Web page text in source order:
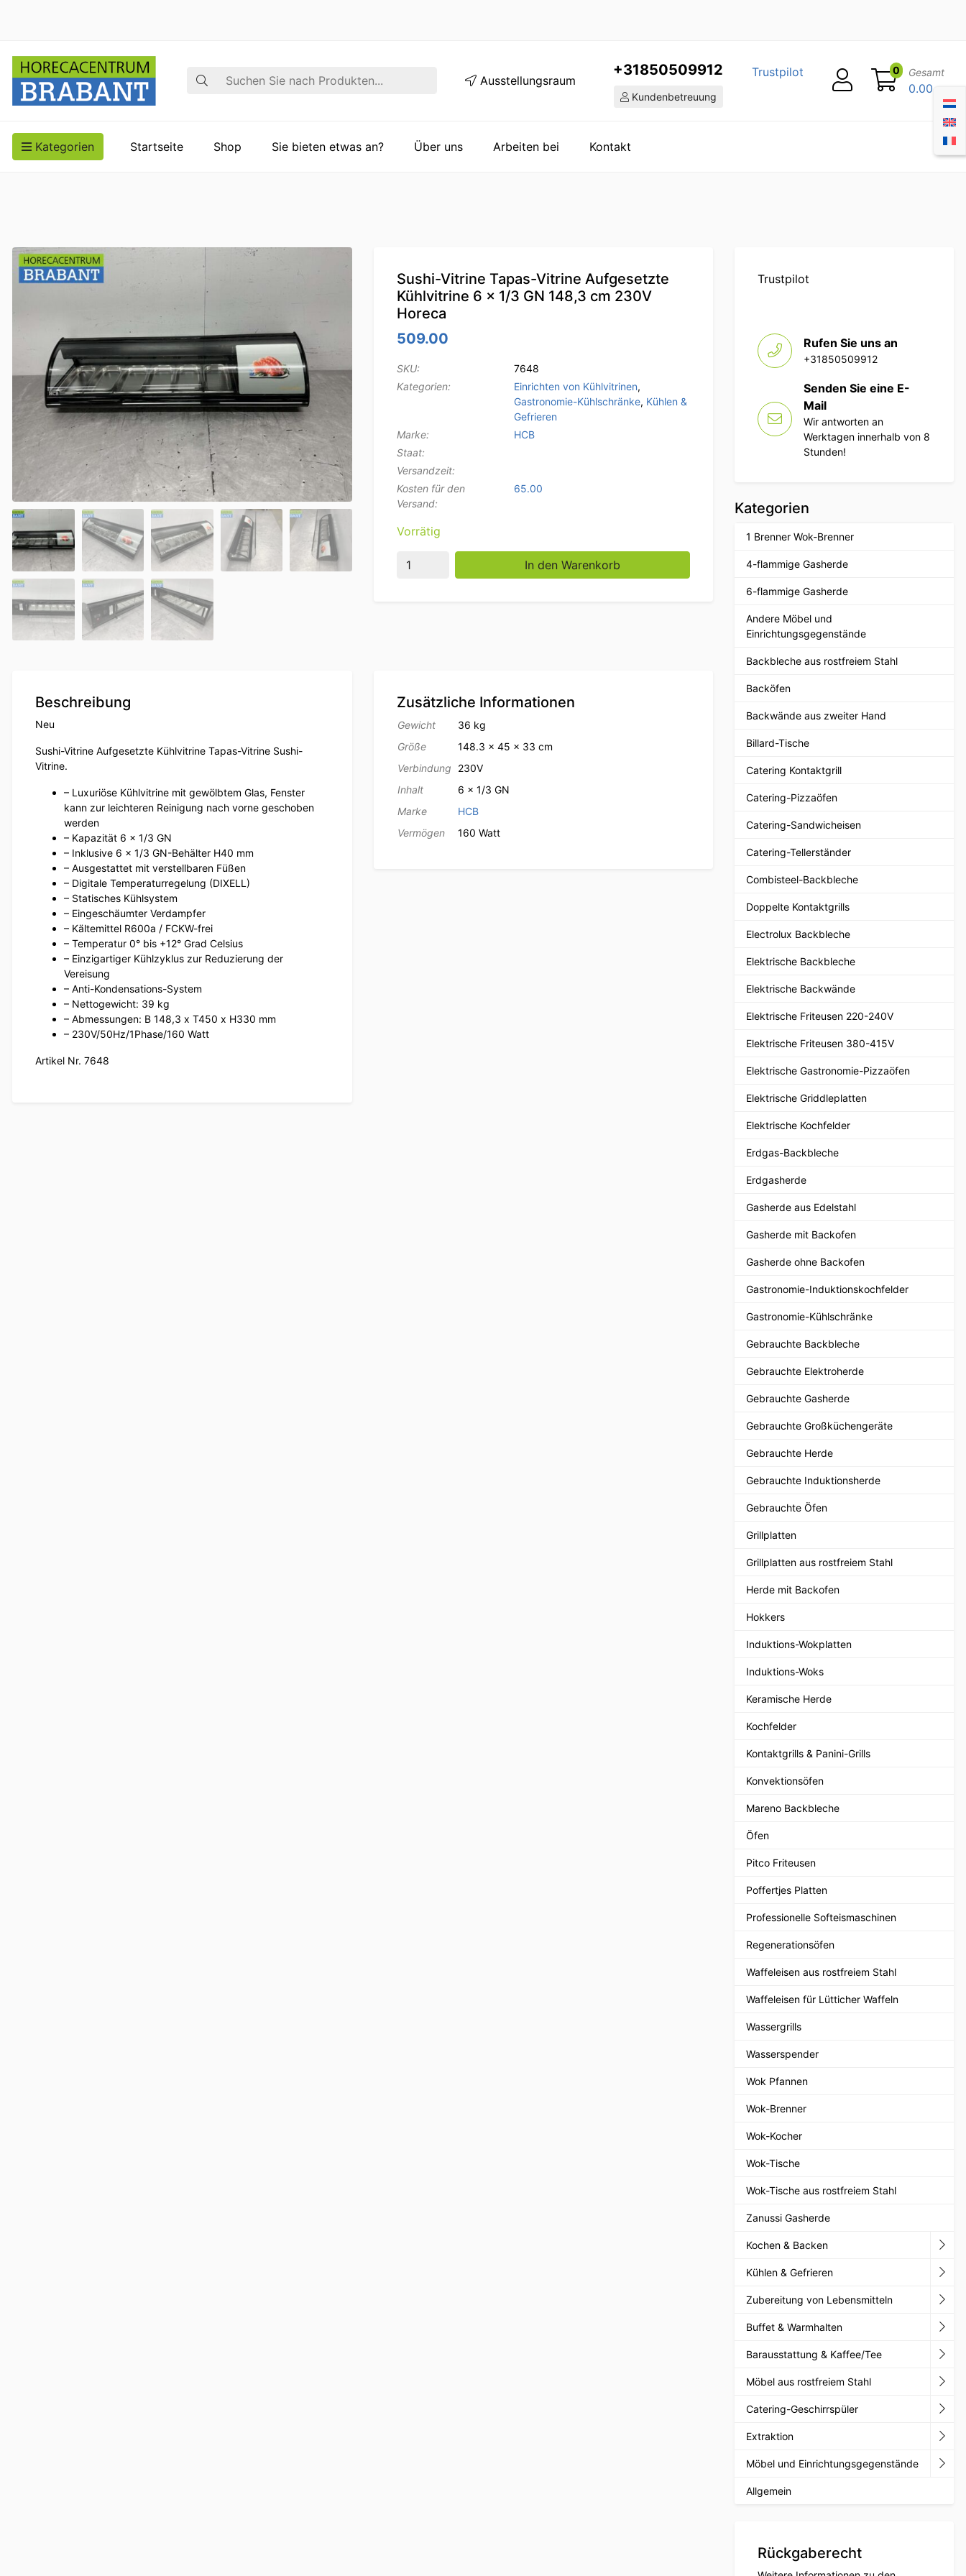
Suche Ausstellungsraum
+31850509912
Kundenbetreuung
Trustpilot 0 Gesamt
0.00
Kategorien Startseite Shop Sie bieten etwas an? Über uns Arbeiten bei Kontakt
Sushi-Vitrine Tapas-Vitrine Aufgesetzte
Kühlvitrine 6 x 1/3 GN 148,3 cm 230V
Horeca
509.00
SKU:
7648
Kategorien:
Einrichten von Kühlvitrinen,
Gastronomie-Kühlschränke, Kühlen &
Gefrieren
Marke:
HCB
Staat:
Versandzeit:
Kosten für den
Versand:
65.00
Vorrätig
Sushi-Vitrine Tapas-Vitrine Aufgesetzte Kühlvitrine 6 x 1/3 GN 148,3 cm 230V Horeca Menge
In den Warenkorb
Beschreibung
Neu
Sushi-Vitrine Aufgesetzte Kühlvitrine Tapas-Vitrine Sushi-
Vitrine.
– Luxuriöse Kühlvitrine mit gewölbtem Glas, Fenster
kann zur leichteren Reinigung nach vorne geschoben
werden
– Kapazität 6 x 1/3 GN
– Inklusive 6 x 1/3 GN-Behälter H40 mm
– Ausgestattet mit verstellbaren Füßen
– Digitale Temperaturregelung (DIXELL)
– Statisches Kühlsystem
– Eingeschäumter Verdampfer
– Kältemittel R600a / FCKW-frei
– Temperatur 0° bis +12° Grad Celsius
– Einzigartiger Kühlzyklus zur Reduzierung der
Vereisung
– Anti-Kondensations-System
– Nettogewicht: 39 kg
– Abmessungen: B 148,3 x T450 x H330 mm
– 230V/50Hz/1Phase/160 Watt
Artikel Nr. 7648
Zusätzliche Informationen
Gewicht
36 kg
Größe
148.3 × 45 × 33 cm
Verbindung
230V
Inhalt
6 x 1/3 GN
Marke
HCB
Vermögen
160 Watt
Trustpilot
Rufen Sie uns an
+31850509912
Senden Sie eine E-
Mail
Wir antworten an
Werktagen innerhalb von 8
Stunden!
Kategorien
1 Brenner Wok-Brenner
4-flammige Gasherde
6-flammige Gasherde
Andere Möbel und
Einrichtungsgegenstände
Backbleche aus rostfreiem Stahl
Backöfen
Backwände aus zweiter Hand
Billard-Tische
Catering Kontaktgrill
Catering-Pizzaöfen
Catering-Sandwicheisen
Catering-Tellerständer
Combisteel-Backbleche
Doppelte Kontaktgrills
Electrolux Backbleche
Elektrische Backbleche
Elektrische Backwände
Elektrische Friteusen 220-240V
Elektrische Friteusen 380-415V
Elektrische Gastronomie-Pizzaöfen
Elektrische Griddleplatten
Elektrische Kochfelder
Erdgas-Backbleche
Erdgasherde
Gasherde aus Edelstahl
Gasherde mit Backofen
Gasherde ohne Backofen
Gastronomie-Induktionskochfelder
Gastronomie-Kühlschränke
Gebrauchte Backbleche
Gebrauchte Elektroherde
Gebrauchte Gasherde
Gebrauchte Großküchengeräte
Gebrauchte Herde
Gebrauchte Induktionsherde
Gebrauchte Öfen
Grillplatten
Grillplatten aus rostfreiem Stahl
Herde mit Backofen
Hokkers
Induktions-Wokplatten
Induktions-Woks
Keramische Herde
Kochfelder
Kontaktgrills & Panini-Grills
Konvektionsöfen
Mareno Backbleche
Öfen
Pitco Friteusen
Poffertjes Platten
Professionelle Softeismaschinen
Regenerationsöfen
Waffeleisen aus rostfreiem Stahl
Waffeleisen für Lütticher Waffeln
Wassergrills
Wasserspender
Wok Pfannen
Wok-Brenner
Wok-Kocher
Wok-Tische
Wok-Tische aus rostfreiem Stahl
Zanussi Gasherde
Kochen & Backen
Kühlen & Gefrieren
Zubereitung von Lebensmitteln
Buffet & Warmhalten
Barausstattung & Kaffee/Tee
Möbel aus rostfreiem Stahl
Catering-Geschirrspüler
Extraktion
Möbel und Einrichtungsgegenstände
Allgemein
Rückgaberecht